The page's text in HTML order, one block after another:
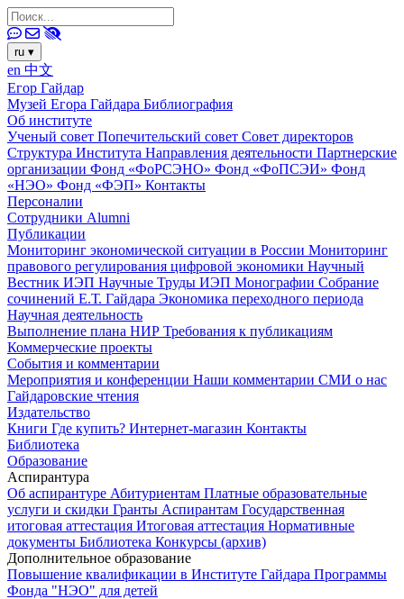
ru ▾
en 中文
Егор Гайдар
Музей Егора Гайдара Библиография
Об институте
Ученый совет Попечительский совет Совет директоров
Структура Института Направления деятельности Партнерские
организации Фонд «ФоРСЭНО» Фонд «ФоПСЭИ» Фонд
«НЭО» Фонд «ФЭП» Контакты
Персоналии
Сотрудники Alumni
Публикации
Мониторинг экономической ситуации в России Мониторинг
правового регулирования цифровой экономики Научный
Вестник ИЭП Научные Труды ИЭП Монографии Собрание
сочинений Е.Т. Гайдара Экономика переходного периода
Научная деятельность
Выполнение плана НИР Требования к публикациям
Коммерческие проекты
События и комментарии
Мероприятия и конференции Наши комментарии СМИ о нас
Гайдаровские чтения
Издательство
Книги Где купить? Интернет-магазин Контакты
Библиотека
Образование
Аспирантура
Об аспирантуре Абитуриентам Платные образовательные
услуги и скидки Гранты Аспирантам Государственная
итоговая аттестация Итоговая аттестация Нормативные
документы Библиотека Конкурсы (архив)
Дополнительное образование
Повышение квалификации в Институте Гайдара Программы
Фонда "НЭО" для детей